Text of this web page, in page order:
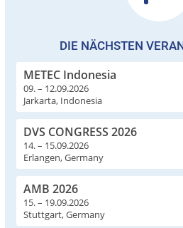
DIE NÄCHSTEN
METEC Indonesia
09. – 12.09.2026
Jarkarta, Indonesia
DVS CONGRESS 2026
14. – 15.09.2026
Erlangen, Germany
AMB 2026
15. – 19.09.2026
Stuttgart, Germany